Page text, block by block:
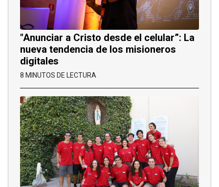
"Anunciar a Cristo desde el celular”: La
nueva tendencia de los misioneros
digitales
8 MINUTOS DE LECTURA